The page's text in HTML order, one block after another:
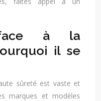
à la
il se
sûreté est vaste et
marques et modèles